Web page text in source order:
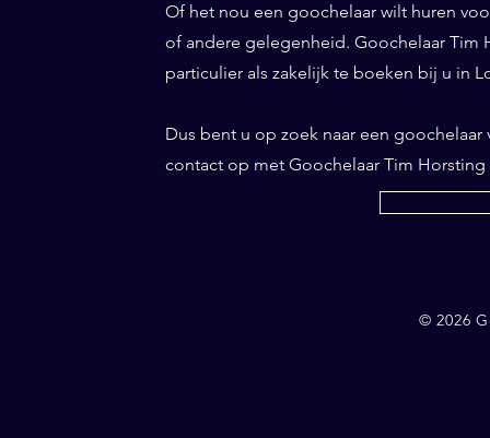
Of het nou een goochelaar wilt huren
of andere gelegenheid. Goochelaar Tim
particulier als zakelijk te boeken bij u in
Dus bent u op zoek naar een
contact op met Goochelaar Tim Horsting
© 2026